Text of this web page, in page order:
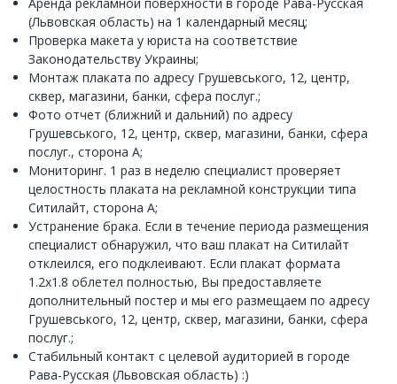
(Львовская область) на 1 календарный месяц;
Проверка макета у юриста на соответствие
Законодательству Украины;
Монтаж плаката по адресу Грушевського, 12, центр,
сквер, магазини, банки, сфера послуг.;
Фото отчет (ближний и дальний) по адресу
Грушевського, 12, центр, сквер, магазини, банки, сфера
послуг., сторона A;
Мониторинг. 1 раз в неделю специалист проверяет
целостность плаката на рекламной конструкции типа
Ситилайт, сторона A;
Устранение брака. Если в течение периода размещения
специалист обнаружил, что ваш плакат на Ситилайт
отклеился, его подклеивают. Если плакат формата
1.2x1.8 облетел полностью, Вы предоставляете
дополнительный постер и мы его размещаем по адресу
Грушевського, 12, центр, сквер, магазини, банки, сфера
послуг.;
Стабильный контакт с целевой аудиторией в городе
Рава-Русская (Львовская область) :)